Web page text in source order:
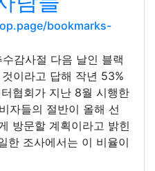
bookmarks-
감사절 다음 날인 블랙
이라고 답해 작년 53%
협회가 지난 8월 시행한
자들의 절반이 올해 선
방문할 계획이라고 밝힌
한 조사에서는 이 비율이